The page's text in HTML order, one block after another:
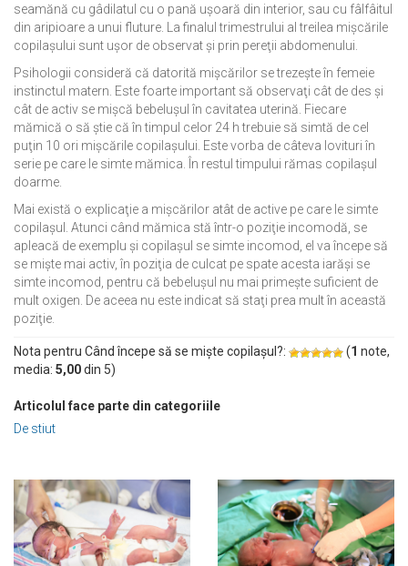
seamănă cu gâdilatul cu o pană uşoară din interior, sau cu fâlfâitul
din aripioare a unui fluture. La finalul trimestrului al treilea mişcările
copilaşului sunt uşor de observat şi prin pereţii abdomenului.
Psihologii consideră că datorită mişcărilor se trezeşte în femeie
instinctul matern. Este foarte important să observaţi cât de des şi
cât de activ se mişcă bebeluşul în cavitatea uterină. Fiecare
mămică o să ştie că în timpul celor 24 h trebuie să simtă de cel
puţin 10 ori mişcările copilaşului. Este vorba de câteva lovituri în
serie pe care le simte mămica. În restul timpului rămas copilaşul
doarme.
Mai există o explicaţie a mişcărilor atât de active pe care le simte
copilaşul. Atunci când mămica stă într-o poziţie incomodă, se
apleacă de exemplu şi copilaşul se simte incomod, el va începe să
se mişte mai activ, în poziţia de culcat pe spate acesta iarăşi se
simte incomod, pentru că bebeluşul nu mai primeşte suficient de
mult oxigen. De aceea nu este indicat să staţi prea mult în această
poziţie.
Nota pentru Când începe să se mişte copilaşul?: (1 note,
media: 5,00din 5)
Articolul face parte din categoriile
De stiut